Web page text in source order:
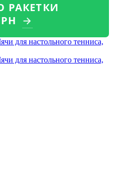
РАКЕТКИ
→